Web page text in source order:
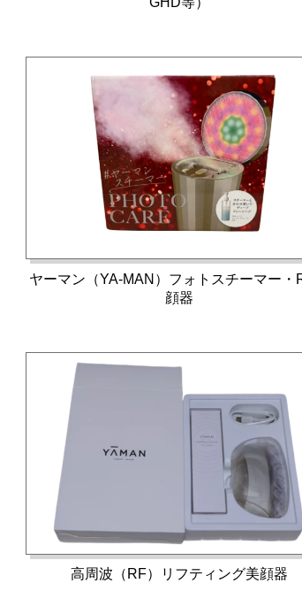
ヤーマン（YA-MAN）フォトスチーマー・
顔器
高周波（RF）リフティング美顔器